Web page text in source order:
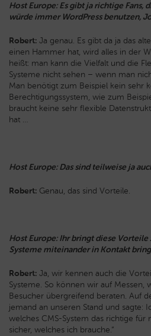
Host Europe: Es gibt ja richtige Fans,
würde immer WordPress benutzen,
Robert: Ja genau. Es gibt da ja das
einen Hammer hat, wird alles in der
heißt: man kann die Vielfalt und die
Systeme nicht sehen – wenn man
Man benötigt zum Beispiel kein sehr
Berechtigungssystem, wie zum
braucht keine sehr flexible
hat …
Host Europe: Das sind teilweise ja
Robert: Genau, das sind Vorteile.
Host Europe: Ihr bringt diese
Systeme miteinander in Kontakt
Robert: Ja, wir kennen auch die
Systeme. So können wir auf Messen,
Besucher übergreifend beraten. Auf
jemand an unseren Stand und sagte:
welches CMS-System das richtige für
sicher, welches ich brauche.“